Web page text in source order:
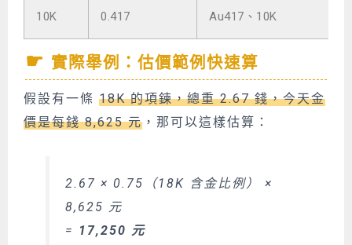
10K 0.417 Au417、10K
實際舉例：估價範例快速算
假設有一條 18K 的項鍊，總重 2.67 錢，今天金
價是每錢 8,625 元 ，那可以這樣估算：
2.67 × 0.75（18K 含金比例） ×
8,625 元
= 17,250 元